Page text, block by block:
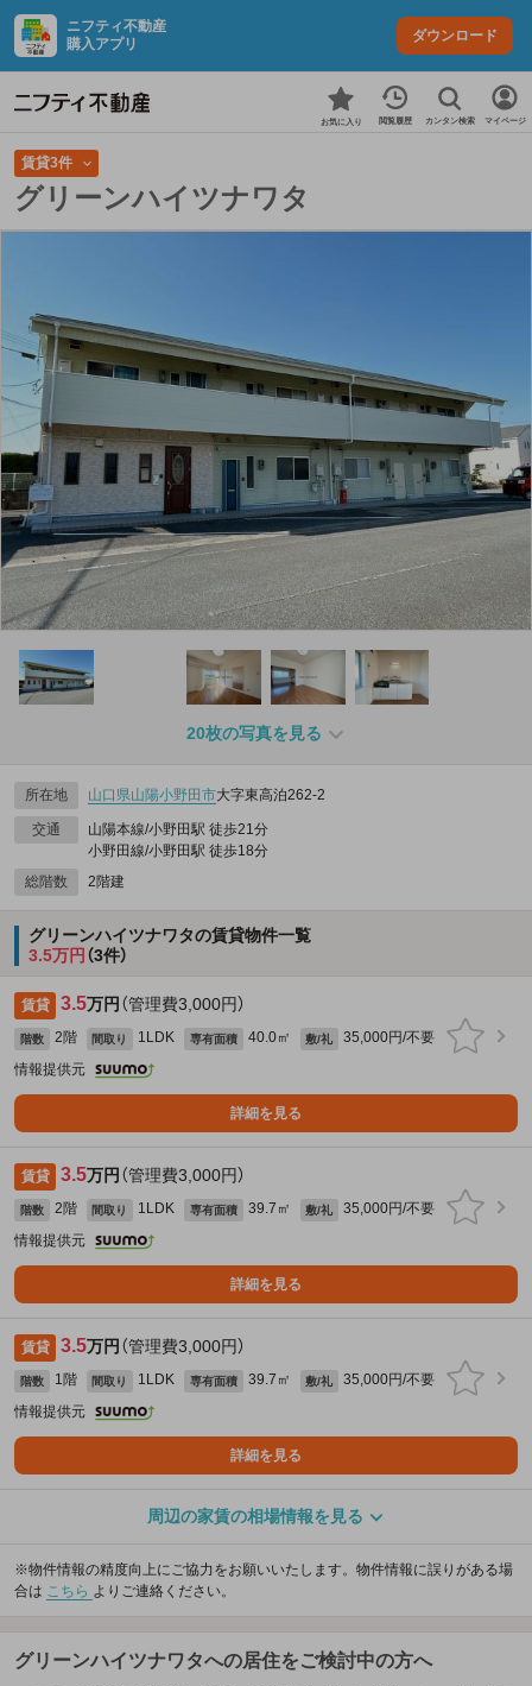
ニフティ不動産
購入アプリ
ダウンロード
お気に入り 閲覧履歴 カンタン検索 マイページ
賃貸3件
グリーンハイツナワタ
20枚の写真を見る
所在地 山口県山陽小野田市大字東高泊262‐2
交通
山陽本線/小野田駅 徒歩21分
小野田線/小野田駅 徒歩18分
総階数
2階建
グリーンハイツナワタの賃貸物件一覧
3.5万円 （3件）
賃貸 3.5万円 （管理費3,000円）
階数 2階 間取り 1LDK 専有面積 40.0㎡ 敷/礼
35,000円/不要
情報提供元
詳細を見る
賃貸 3.5万円 （管理費3,000円）
階数 2階 間取り 1LDK 専有面積 39.7㎡ 敷/礼
35,000円/不要
情報提供元
詳細を見る
賃貸 3.5万円 （管理費3,000円）
階数 1階 間取り 1LDK 専有面積 39.7㎡ 敷/礼
35,000円/不要
情報提供元
詳細を見る
周辺の家賃の相場情報を見る
※物件情報の精度向上にご協力をお願いいたします。物件情報に誤りがある場
合は こちら よりご連絡ください。
グリーンハイツナワタへの居住をご検討中の方へ